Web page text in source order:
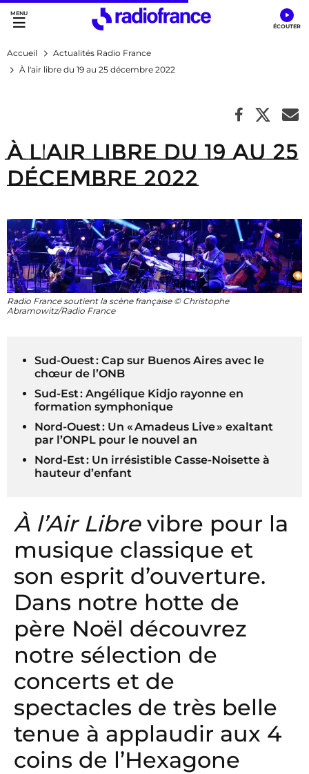
Accès direct :
Menu principal
Contenu
Accueil
Actualités Radio France
À l'air libre du 19 au 25 décembre 2022
À l'air libre du 19 au 25
décembre 2022
Radio France soutient la scène française © Christophe
Abramowitz/Radio France
Sud-Ouest : Cap sur Buenos Aires avec le
chœur de l’ONB
Sud-Est : Angélique Kidjo rayonne en
formation symphonique
Nord-Ouest : Un « Amadeus Live » exaltant
par l’ONPL pour le nouvel an
Nord-Est : Un irrésistible Casse-Noisette à
hauteur d’enfant
À l’Air Librevibre pour la
musique classique et
son esprit d’ouverture.
Dans notre hotte de
père Noël découvrez
notre sélection de
concerts et de
spectacles de très belle
tenue à applaudir aux 4
coins de l’Hexagone